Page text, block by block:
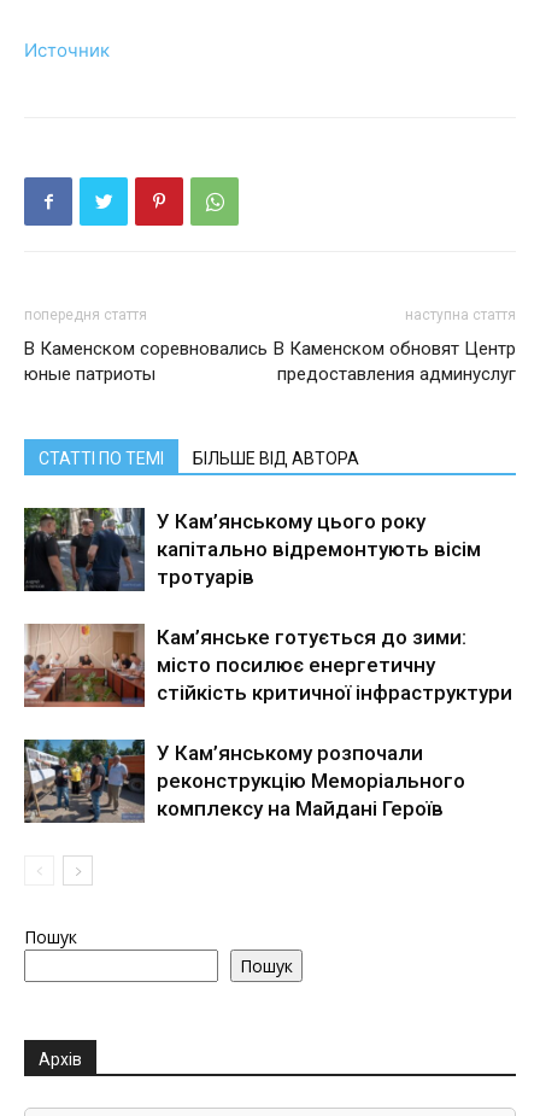
Источник
попередня стаття
В Каменском соревновались
юные патриоты
наступна стаття
В Каменском обновят Центр
предоставления админуслуг
СТАТТІ ПО ТЕМІ БІЛЬШЕ ВІД АВТОРА
У Кам’янському цього року
капітально відремонтують вісім
тротуарів
Кам’янське готується до зими:
місто посилює енергетичну
стійкість критичної інфраструктури
У Кам’янському розпочали
реконструкцію Меморіального
комплексу на Майдані Героїв
Пошук
Пошук
Архів